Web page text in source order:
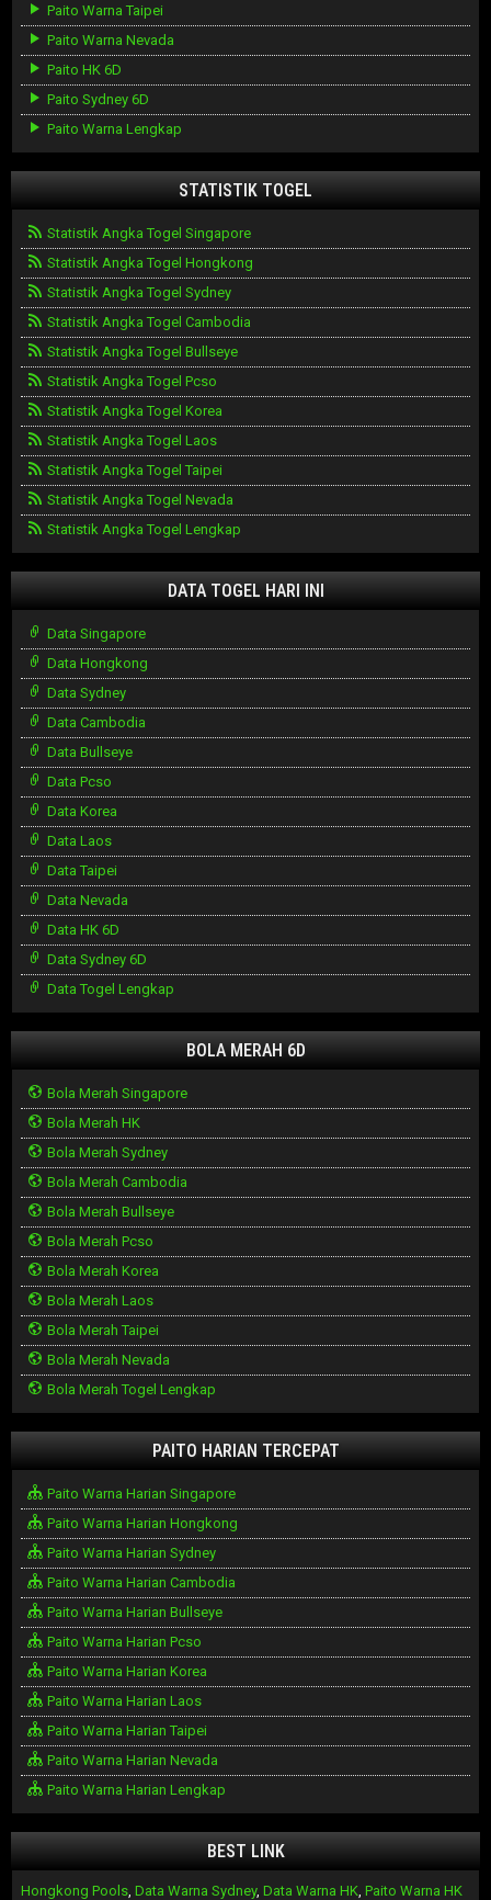
Paito Warna Taipei
Paito Warna Nevada
Paito HK 6D
Paito Sydney 6D
Paito Warna Lengkap
STATISTIK TOGEL
Statistik Angka Togel Singapore
Statistik Angka Togel Hongkong
Statistik Angka Togel Sydney
Statistik Angka Togel Cambodia
Statistik Angka Togel Bullseye
Statistik Angka Togel Pcso
Statistik Angka Togel Korea
Statistik Angka Togel Laos
Statistik Angka Togel Taipei
Statistik Angka Togel Nevada
Statistik Angka Togel Lengkap
DATA TOGEL HARI INI
Data Singapore
Data Hongkong
Data Sydney
Data Cambodia
Data Bullseye
Data Pcso
Data Korea
Data Laos
Data Taipei
Data Nevada
Data HK 6D
Data Sydney 6D
Data Togel Lengkap
BOLA MERAH 6D
Bola Merah Singapore
Bola Merah HK
Bola Merah Sydney
Bola Merah Cambodia
Bola Merah Bullseye
Bola Merah Pcso
Bola Merah Korea
Bola Merah Laos
Bola Merah Taipei
Bola Merah Nevada
Bola Merah Togel Lengkap
PAITO HARIAN TERCEPAT
Paito Warna Harian Singapore
Paito Warna Harian Hongkong
Paito Warna Harian Sydney
Paito Warna Harian Cambodia
Paito Warna Harian Bullseye
Paito Warna Harian Pcso
Paito Warna Harian Korea
Paito Warna Harian Laos
Paito Warna Harian Taipei
Paito Warna Harian Nevada
Paito Warna Harian Lengkap
BEST LINK
Hongkong Pools Data Warna Sydney, Data Warna HK Paito Warna HK